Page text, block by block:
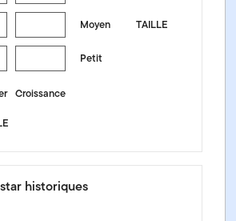
TAILLE
Moyen
Petit
Croissance
historiques